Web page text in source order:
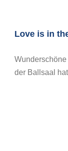
Love is in
der Ballsaal hat